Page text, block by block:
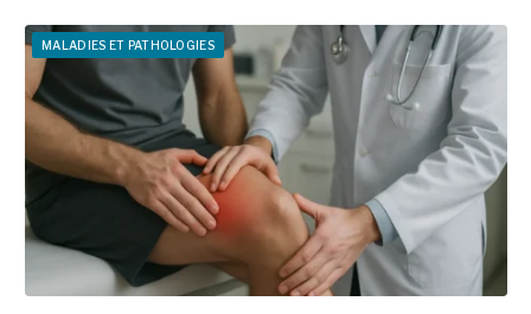
MALADIES ET PATHOLOGIES